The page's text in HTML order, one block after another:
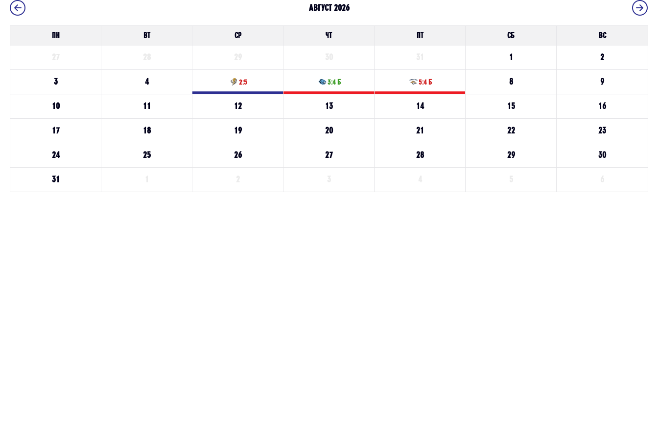
АВГУСТ 2026
ПН ВТ СР ЧТ ПТ СБ ВС
1 2
3 4 2:5 3:4 Б 5:4 Б 8 9
10 11 12 13 14 15 16
17 18 19 20 21 22 23
24 25 26 27 28 29 30
31